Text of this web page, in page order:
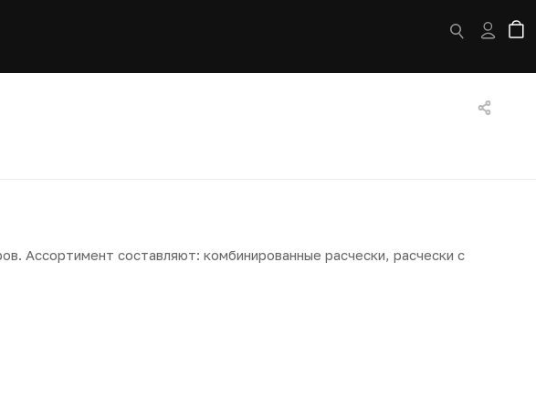
Ассортимент составляют: комбинированные расчески, расчески с